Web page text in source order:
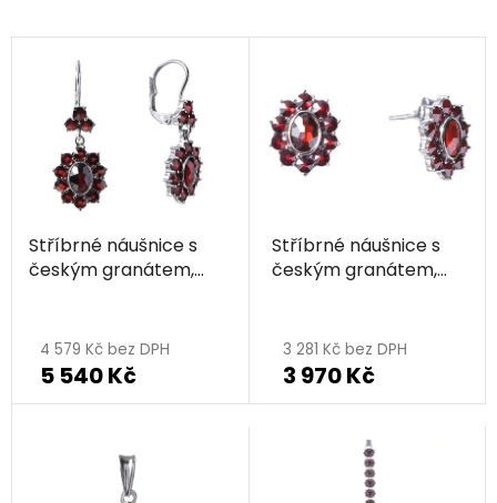
Stříbrné náušnice s
českým granátem,
4 579 Kč bez DPH
5 540 Kč
Stříbrné náušnice s
českým granátem,
3 281 Kč bez DPH
3 970 Kč